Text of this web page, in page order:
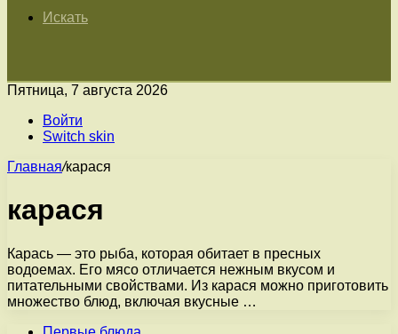
Искать
Пятница, 7 августа 2026
Войти
Switch skin
Главная/карася
карася
Карась — это рыба, которая обитает в пресных
водоемах. Его мясо отличается нежным вкусом и
питательными свойствами. Из карася можно приготовить
множество блюд, включая вкусные …